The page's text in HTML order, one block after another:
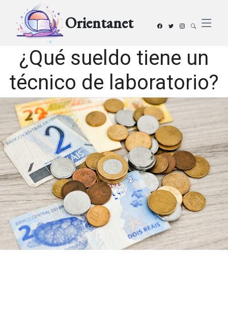
Orientanet
¿Qué sueldo tiene un
técnico de laboratorio?